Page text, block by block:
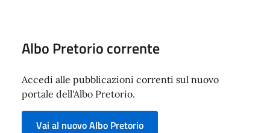
Albo Pretorio corrente
Accedi alle pubblicazioni correnti sul nuovo
portale dell'Albo Pretorio.
Vai al nuovo Albo Pretorio